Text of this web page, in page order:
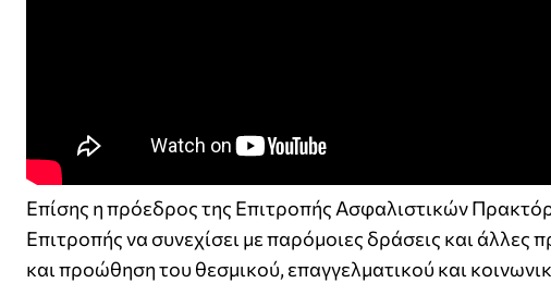
Επίσης η πρόεδρος της Επιτροπής Ασφαλιστικών
Επιτροπής να συνεχίσει με παρόμοιες δράσεις και
και προώθηση του θεσμικού, επαγγελματικού και